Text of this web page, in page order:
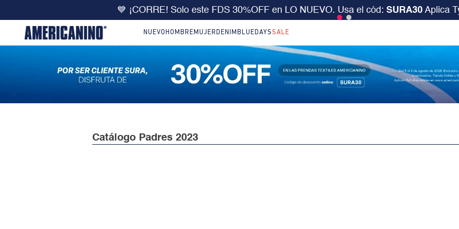
💙 ¡CORRE! Solo este FDS 30%OFF en LO NUEVO. Usa el cód: SURA30 Aplica
NUEVO HOMBRE MUJER DENIM BLUEDAYSSALE
Catálogo Padres 2023